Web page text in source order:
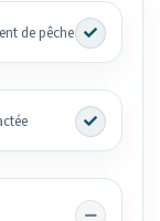
de pêche